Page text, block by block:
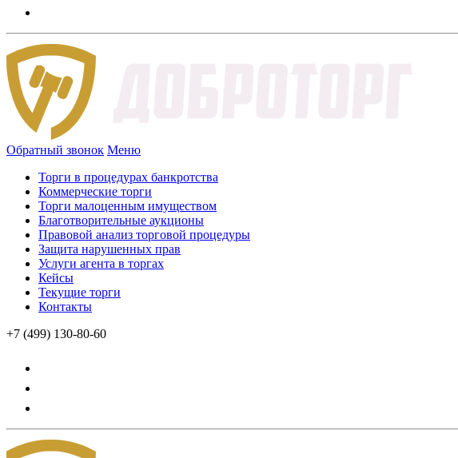
Обратный звонок Меню
Торги в процедурах банкротства
Коммерческие торги
Торги малоценным имуществом
Благотворительные аукционы
Правовой анализ торговой процедуры
Защита нарушенных прав
Услуги агента в торгах
Кейсы
Текущие торги
Контакты
+7 (499) 130-80-60